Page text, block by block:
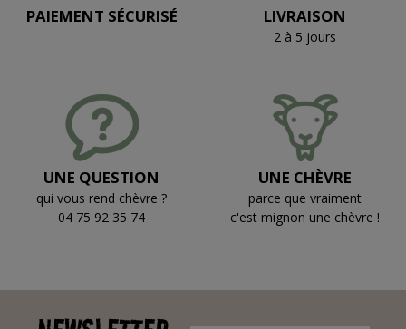
PAIEMENT SÉCURISÉ LIVRAISON
2 à 5 jours
UNE QUESTION
qui vous rend chèvre ?
04 75 92 35 74
UNE CHÈVRE
parce que vraiment
c'est mignon une chèvre !